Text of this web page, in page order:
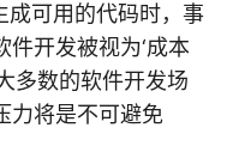
成可用的代码时，事
开发被视为‘成本
多数的软件开发场
力将是不可避免